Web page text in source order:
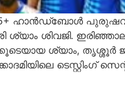
35+ ഹാൻഡ്‌ബോൾ
ശ്യാം ശിവജി.
ശ്യാം, തൃശ്ശൂർ
ടെസ്റ്റിംഗ് സെന്റർ